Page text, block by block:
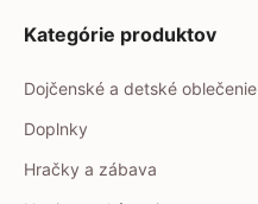
Kategórie produktov
Dojčenské a detské oblečenie
Doplnky
Hračky a zábava